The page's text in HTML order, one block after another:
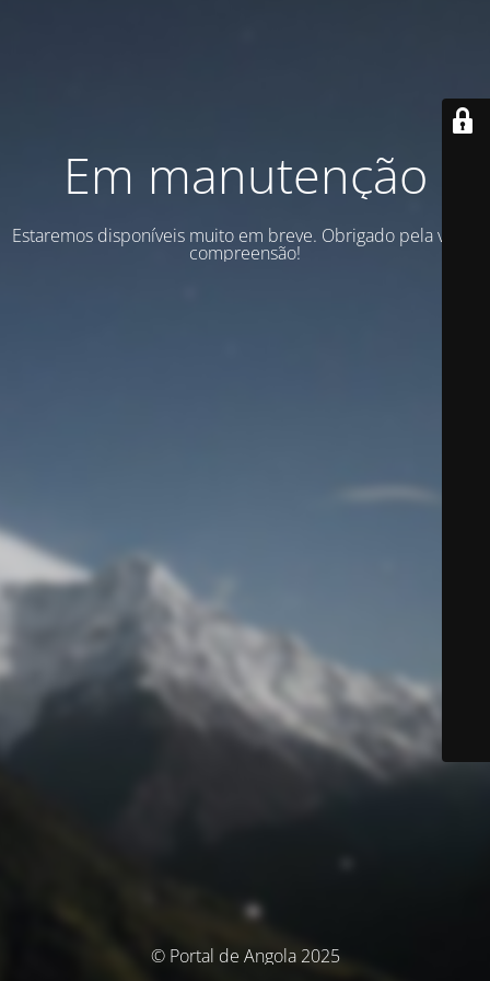
Em manutenção
Estaremos disponíveis muito em breve. Obrigado pela vossa
compreensão!
© Portal de Angola 2025